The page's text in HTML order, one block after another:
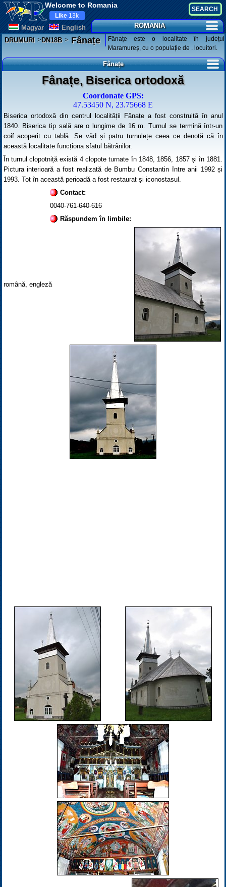
Welcome to Romania
Magyar English
Like 13k
ROMANIA
DRUMURI>DN18B>Fânațe
Fânațe este o localitate în județul
Maramureș, cu o populație de . locuitori.
Fânațe
Fânațe, Biserica ortodoxă
Coordonate GPS:
47.53450 N, 23.75668 E
Biserica ortodoxă din centrul localității Fânațe a fost construită în anul
1840. Biserica tip sală are o lungime de 16 m. Turnul se termină într-un
coif acoperit cu tablă. Se văd și patru turnulețe ceea ce denotă că în
această localitate funcționa sfatul bătrânilor.
În turnul clopotniță există 4 clopote turnate în 1848, 1856, 1857 și în 1881.
Pictura interioară a fost realizată de Bumbu Constantin între anii 1992 și
1993. Tot în această perioadă a fost restaurat și iconostasul.
Contact:
0040-761-640-616
Răspundem în limbile:
română, engleză